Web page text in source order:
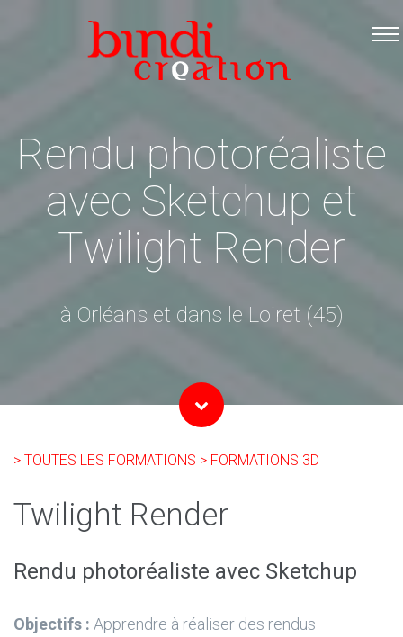
Accueil
Les formations
Logiciels Libres
Infos pratiques
Contact
Rendu photoréaliste
avec Sketchup et
Twilight Render
à Orléans et dans le Loiret (45)
> TOUTES LES FORMATIONS > FORMATIONS 3D
Twilight Render
Rendu photoréaliste avec Sketchup
Objectifs : Apprendre à réaliser des rendus